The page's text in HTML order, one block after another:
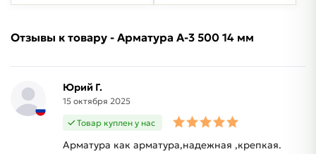
Отзывы к товару - Арматура A-3 500 14 мм
Юрий Г.
15 октября 2025
Товар куплен у нас
Арматура как арматура,надежная ,крепкая.